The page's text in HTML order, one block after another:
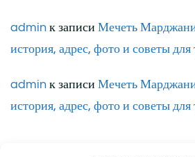
admin к записи Мечеть
история, адрес, фото и советы для
admin к записи Мечеть
история, адрес, фото и советы для